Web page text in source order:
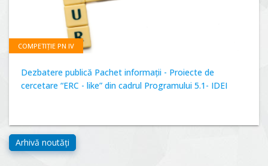
COMPETIȚIE PN IV
Dezbatere publică Pachet informații - Proiecte de
cercetare “ERC - like” din cadrul Programului 5.1- IDEI